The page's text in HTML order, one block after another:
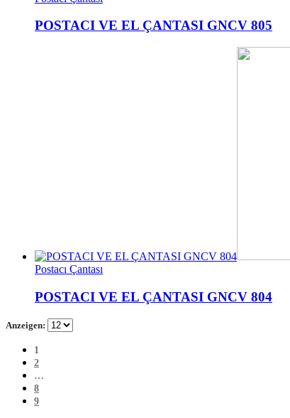
POSTACI VE EL ÇANTASI GNCV 805
Postacı Çantası
POSTACI VE EL ÇANTASI GNCV 804
Anzeigen:
1
2
…
8
9